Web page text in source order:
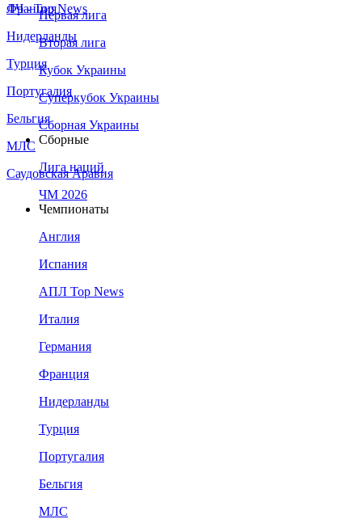
Франция
Нидерланды
Турция
Португалия
Бельгия
МЛС
Саудовская Аравия
ЛЧ - Top News
Первая лига
Вторая лига
Кубок Украины
Суперкубок Украины
Сборная Украины
Сборные
Лига наций
ЧМ 2026
Чемпионаты
Англия
Испания
АПЛ Top News
Италия
Германия
Франция
Нидерланды
Турция
Португалия
Бельгия
МЛС